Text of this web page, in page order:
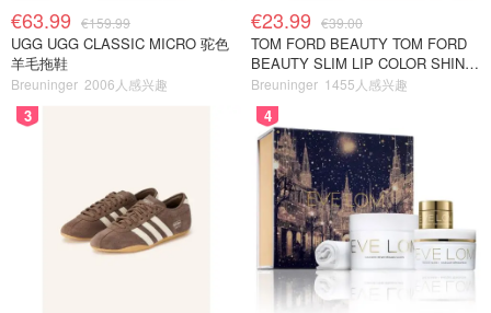
€63.99 €159.99
UGG UGG CLASSIC MICRO 驼色
羊毛拖鞋
Breuninger 2006人感兴趣
€23.99 €39.00
TOM FORD BEAUTY TOM FORD
BEAUTY SLIM LIP COLOR SHINE
口红 open back色
Breuninger 1455人感兴趣
3 4